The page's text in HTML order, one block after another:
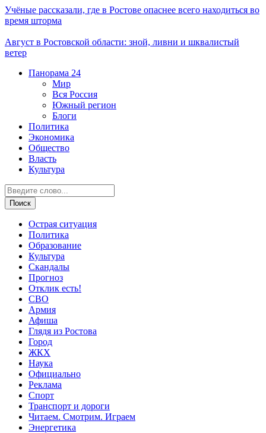
Учёные рассказали, где в Ростове опаснее всего находиться во
время шторма
Август в Ростовской области: зной, ливни и шквалистый
ветер
Панорама 24
Мир
Вся Россия
Южный регион
Блоги
Политика
Экономика
Общество
Власть
Культура
Острая ситуация
Политика
Образование
Культура
Скандалы
Прогноз
Отклик есть!
СВО
Армия
Афиша
Глядя из Ростова
Город
ЖКХ
Наука
Официально
Реклама
Спорт
Транспорт и дороги
Читаем. Смотрим. Играем
Энергетика